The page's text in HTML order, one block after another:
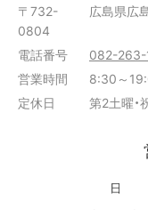
〒732-
0804
広島県広
電話番号
082-
営業時間
8:30～
定休日
第2土曜・